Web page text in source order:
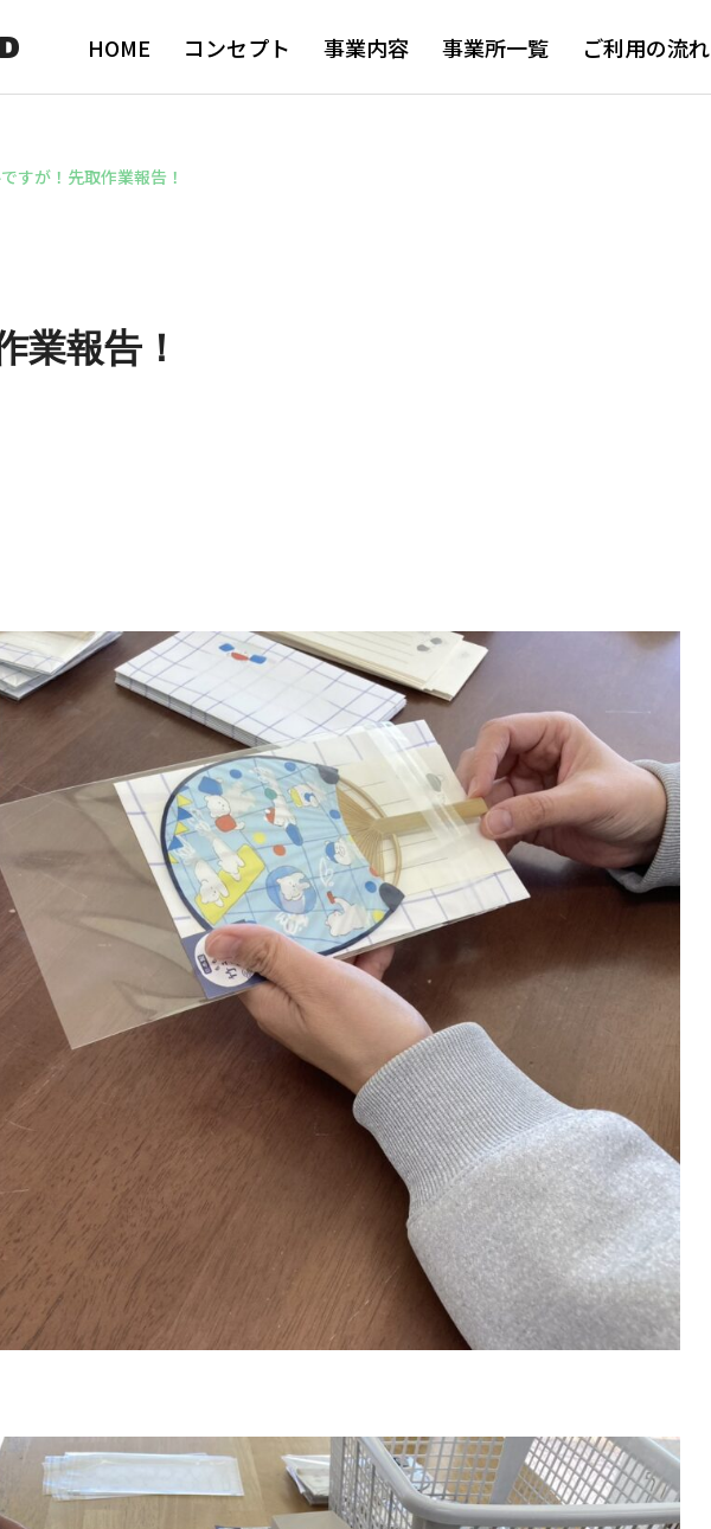
HOME コンセプト 事業内容 事業所一覧 ご利用の流れ
すが！先取作業報告！
業報告！